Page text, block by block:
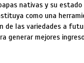
nativas y su
como una
de las variedades a
generar mejores